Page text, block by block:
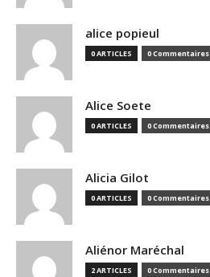
alice popieul
0 ARTICLES 0 Commentaires
Alice Soete
0 ARTICLES 0 Commentaires
Alicia Gilot
0 ARTICLES 0 Commentaires
Aliénor Maréchal
2 ARTICLES 0 Commentaires